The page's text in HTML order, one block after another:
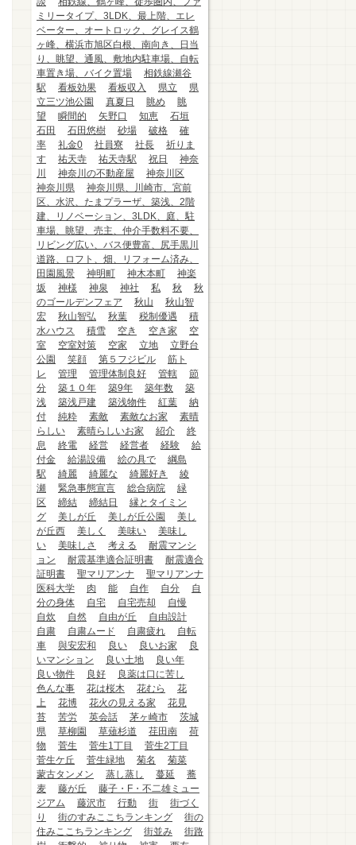
ミリータイプ、3LDK、最上階、エレ
ベーター、オートロック、グレイス鶴
ヶ峰、横浜市旭区白根、南向き、日当
り、眺望、通風、敷地内駐車場、自転
車置き場、バイク置場
相鉄線瀬谷
駅
看板効果 看板収入 県立
県
立三ツ池公園
真夏日 眺め
眺
望
瞬間的 矢野口 知恵
石垣
石田
石田悠樹 砂場 破格
確
率
礼金0 社員寮 社長
祈りま
す
祐天寺 祐天寺駅 祝日
神奈
川
神奈川の不動産屋
神奈川区
神奈川県
神奈川県、川崎市、宮前
区、水沢、たまプラーザ、築浅、2階
建、リノベーション、3LDK、庭、駐
車場、眺望、売主、仲介手数料不要、
リビング広い、バス便豊富、尻手黒川
道路、ロフト、畑、リフォーム済み、
田園風景
神明町 神木本町
神楽
坂
神様 神泉 神社 私 秋
秋
のゴールデンフェア
秋山
秋山智
宏
秋山智弘 秋葉 税制優遇
積
水ハウス
積雪 空き 空き家
空
室
空室対策 空家 立地
立野台
公園
笑顔 第５フジビル
筋ト
レ
管理 管理体制良好 管轄
節
分
築１０年 築9年 築年数
築
浅
築浅戸建 築浅物件 紅葉
納
付
純粋 素敵 素敵なお家
素晴
らしい
素晴らしいお家 紹介
終
息
終電 経営 経営者 経験
給
付金
給湯設備 絵の具で
綱島
駅
綺麗 綺麗な 綺麗好き
綾
瀬
緊急事態宣言 総合病院
緑
区
締結 締結日
縁とタイミン
グ
美しが丘 美しが丘公園
美し
が丘西
美しく 美味い
美味し
い
美味しさ 考える
耐震マンシ
ョン
耐震基準適合証明書
耐震適合
証明書
聖マリアンナ
聖マリアンナ
医科大学
肉 能 自作 自分
自
分の身体
自宅 自宅売却
自慢
自炊
自然 自由が丘
自由設計
自粛
自粛ムード 自粛疲れ
自転
車
與安宏和 良い 良いお家
良
いマンション
良い土地
良い年
良い物件
良好
良薬は口に苦し
色んな事
花は桜木 花むら
花
上
花博 花火の見える家
花見
苔
苦労 英会話 茅ヶ崎市
茨城
県
草柳園 草薙杉道 荏田南
荷
物
菅生 菅生1丁目
菅生2丁目
菅生ケ丘
菅生緑地 菊名
菊菜
蒙古タンメン
蒸し蒸し 蔓延
蕎
麦
藤が丘
藤子・F・不二雄ミュー
ジアム
藤沢市 行動 街
街づく
り
街のすみここちランキング
街の
住みここちランキング
街並み
街路